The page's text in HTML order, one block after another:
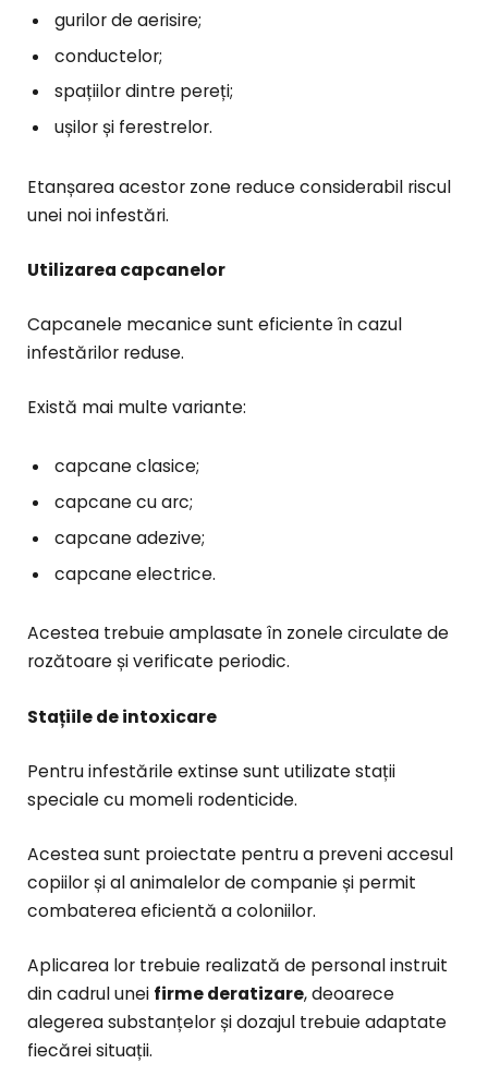
gurilor de aerisire;
conductelor;
spațiilor dintre pereți;
ușilor și ferestrelor.
Etanșarea acestor zone reduce considerabil riscul
unei noi infestări.
Utilizarea capcanelor
Capcanele mecanice sunt eficiente în cazul
infestărilor reduse.
Există mai multe variante:
capcane clasice;
capcane cu arc;
capcane adezive;
capcane electrice.
Acestea trebuie amplasate în zonele circulate de
rozătoare și verificate periodic.
Stațiile de intoxicare
Pentru infestările extinse sunt utilizate stații
speciale cu momeli rodenticide.
Acestea sunt proiectate pentru a preveni accesul
copiilor și al animalelor de companie și permit
combaterea eficientă a coloniilor.
Aplicarea lor trebuie realizată de personal instruit
din cadrul unei firme deratizare, deoarece
alegerea substanțelor și dozajul trebuie adaptate
fiecărei situații.